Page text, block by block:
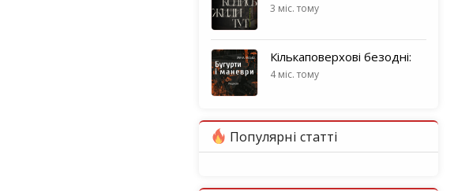
3 міс. тому
Кількаповерхові безодні:
4 міс. тому
Популярні статті